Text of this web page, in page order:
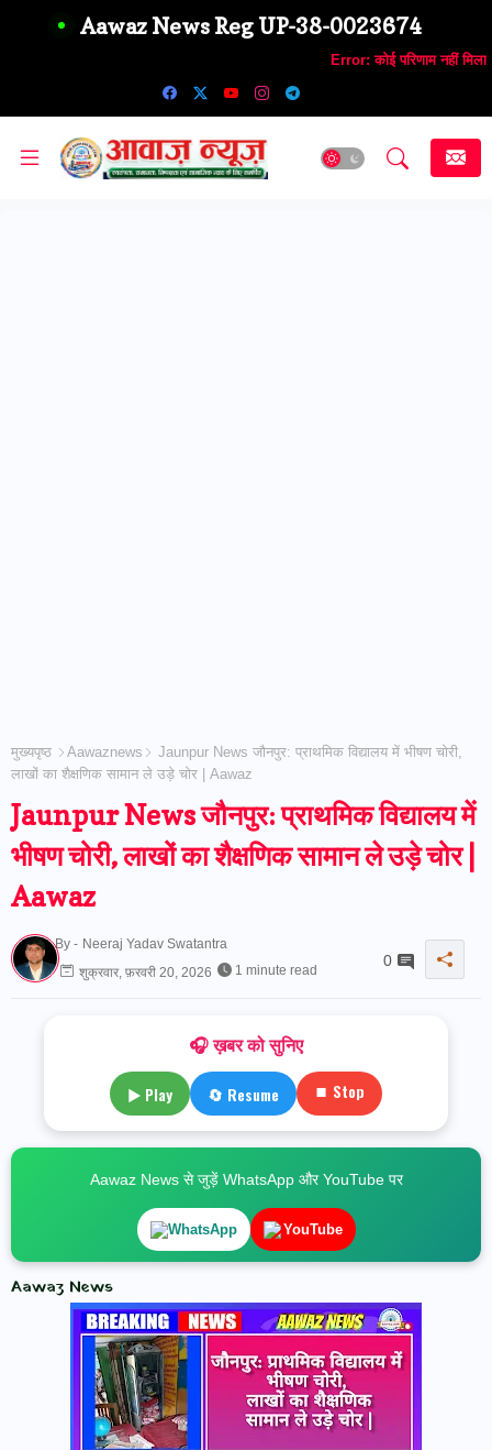
Aawaz News Reg UP-38-0023674
Error: कोई परिणाम नहीं मिला
मुख्यपृष्ठ Aawaznews
Jaunpur News जौनपुर: प्राथमिक विद्यालय में भीषण चोरी,
लाखों का शैक्षणिक सामान ले उड़े चोर | Aawaz
Jaunpur News जौनपुर: प्राथमिक विद्यालय में
भीषण चोरी, लाखों का शैक्षणिक सामान ले उड़े चोर |
Aawaz
By - Neeraj Yadav Swatantra
शुक्रवार, फ़रवरी 20, 2026
1 minute read
0
🎧 ख़बर को सुनिए
▶ Play 🔄 Resume ⏹ Stop
Aawaz News से जुड़ें WhatsApp और YouTube पर
WhatsApp YouTube
Aawaz News